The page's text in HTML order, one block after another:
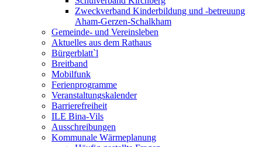
Zweckverband Kinderbildung und -betreuung
Aham-Gerzen-Schalkham
Gemeinde- und Vereinsleben
Aktuelles aus dem Rathaus
Bürgerblatt`l
Breitband
Mobilfunk
Ferienprogramme
Veranstaltungskalender
Barrierefreiheit
ILE Bina-Vils
Ausschreibungen
Kommunale Wärmeplanung